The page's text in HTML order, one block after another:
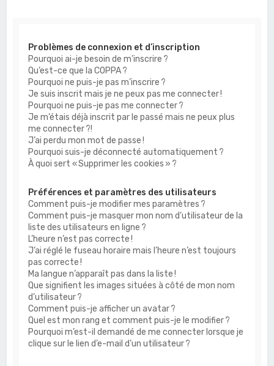
Problèmes de connexion et d’inscription
Pourquoi ai-je besoin de m’inscrire ?
Qu’est-ce que la COPPA ?
Pourquoi ne puis-je pas m’inscrire ?
Je suis inscrit mais je ne peux pas me connecter !
Pourquoi ne puis-je pas me connecter ?
Je m’étais déjà inscrit par le passé mais ne peux plus
me connecter ?!
J’ai perdu mon mot de passe !
Pourquoi suis-je déconnecté automatiquement ?
À quoi sert « Supprimer les cookies » ?
Préférences et paramètres des utilisateurs
Comment puis-je modifier mes paramètres ?
Comment puis-je masquer mon nom d’utilisateur de la
liste des utilisateurs en ligne ?
L’heure n’est pas correcte !
J’ai réglé le fuseau horaire mais l’heure n’est toujours
pas correcte !
Ma langue n’apparaît pas dans la liste !
Que signifient les images situées à côté de mon nom
d’utilisateur ?
Comment puis-je afficher un avatar ?
Quel est mon rang et comment puis-je le modifier ?
Pourquoi m’est-il demandé de me connecter lorsque je
clique sur le lien d’e-mail d’un utilisateur ?